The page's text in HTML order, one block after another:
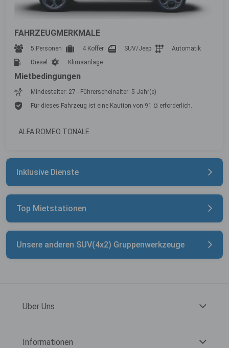
FAHRZEUGMERKMALE
5 Personen 4 Koffer SUV/Jeep
Automatik
Diesel
Klimaanlage
Mietbedingungen
Mindestalter: 27 - Führerscheinalter: 5 Jahr(e)
Für dieses Fahrzeug ist eine Kaution von 91 ¤ erforderlich.
ALFA ROMEO TONALE
Inklusive Dienste
Top Mietstationen
Unsere anderen SUV(4x2) Gruppenwerkzeuge
Uber Uns
Informationen